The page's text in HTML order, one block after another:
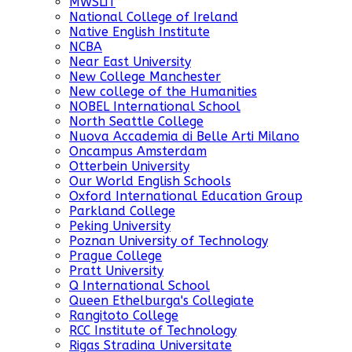
National College of Ireland
Native English Institute
NCBA
Near East University
New College Manchester
New college of the Humanities
NOBEL International School
North Seattle College
Nuova Accademia di Belle Arti Milano
Oncampus Amsterdam
Otterbein University
Our World English Schools
Oxford International Education Group
Parkland College
Peking University
Poznan University of Technology
Prague College
Pratt University
Q International School
Queen Ethelburga's Collegiate
Rangitoto College
RCC Institute of Technology
Rigas Stradina Universitate